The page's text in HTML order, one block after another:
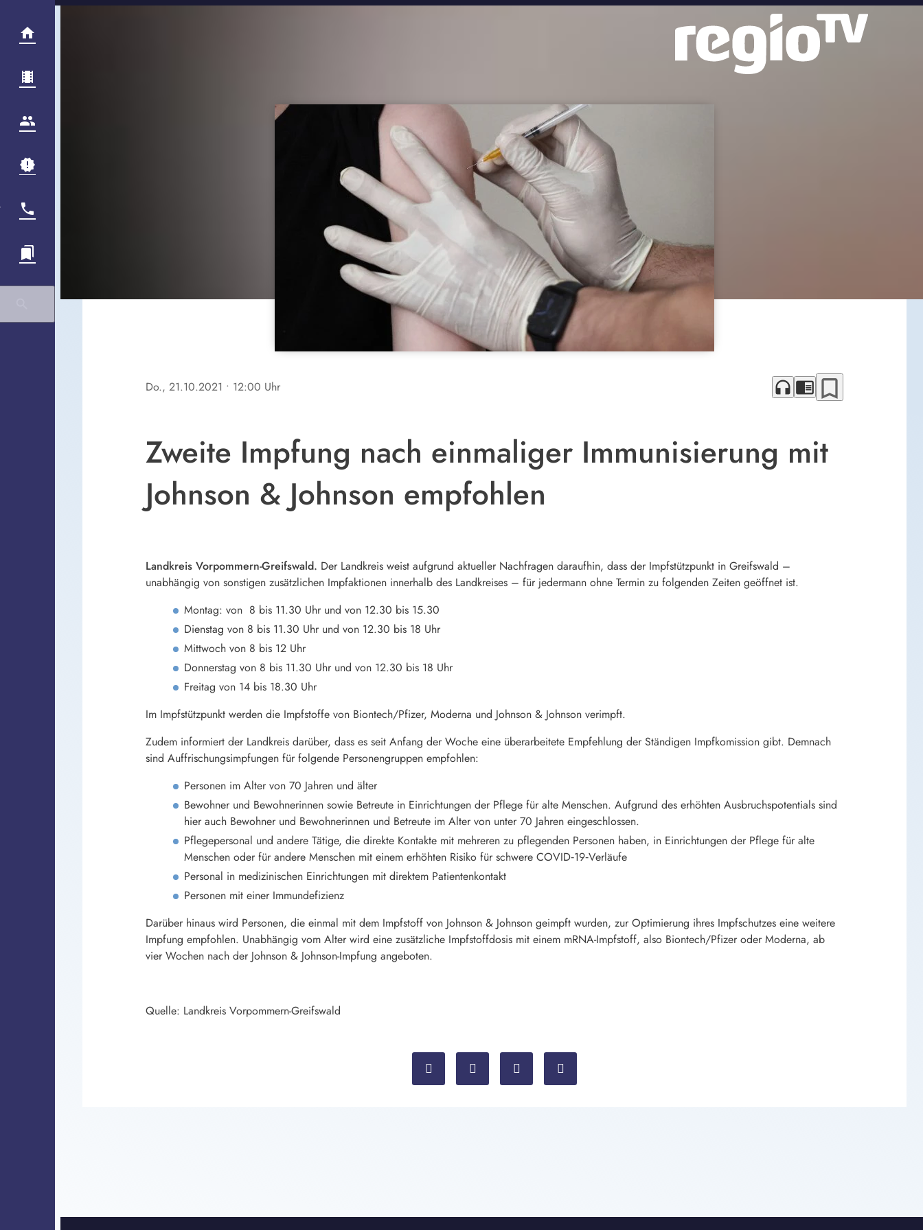
Do., 21.10.2021 • 12:00 Uhr headphones chrome_reader_mode bookmark_border
Zweite Impfung nach einmaliger Immunisierung mit
Johnson & Johnson empfohlen
Landkreis Vorpommern-Greifswald. Der Landkreis weist aufgrund aktueller Nachfragen daraufhin, dass der Impfstützpunkt in Greifswald –
unabhängig von sonstigen zusätzlichen Impfaktionen innerhalb des Landkreises – für jedermann ohne Termin zu folgenden Zeiten geöffnet ist.
Montag: von 8 bis 11.30 Uhr und von 12.30 bis 15.30
Dienstag von 8 bis 11.30 Uhr und von 12.30 bis 18 Uhr
Mittwoch von 8 bis 12 Uhr
Donnerstag von 8 bis 11.30 Uhr und von 12.30 bis 18 Uhr
Freitag von 14 bis 18.30 Uhr
Im Impfstützpunkt werden die Impfstoffe von Biontech/Pfizer, Moderna und Johnson & Johnson verimpft.
Zudem informiert der Landkreis darüber, dass es seit Anfang der Woche eine überarbeitete Empfehlung der Ständigen Impfkomission gibt. Demnach
sind Auffrischungsimpfungen für folgende Personengruppen empfohlen:
Personen im Alter von 70 Jahren und älter
Bewohner und Bewohnerinnen sowie Betreute in Einrichtungen der Pflege für alte Menschen. Aufgrund des erhöhten Ausbruchspotentials sind
hier auch Bewohner und Bewohnerinnen und Betreute im Alter von unter 70 Jahren eingeschlossen.
Pflegepersonal und andere Tätige, die direkte Kontakte mit mehreren zu pflegenden Personen haben, in Einrichtungen der Pflege für alte
Menschen oder für andere Menschen mit einem erhöhten Risiko für schwere COVID‑19‑Verläufe
Personal in medizinischen Einrichtungen mit direktem Patientenkontakt
Personen mit einer Immundefizienz
Darüber hinaus wird Personen, die einmal mit dem Impfstoff von Johnson & Johnson geimpft wurden, zur Optimierung ihres Impfschutzes eine weitere
Impfung empfohlen. Unabhängig vom Alter wird eine zusätzliche Impfstoffdosis mit einem mRNA-Impfstoff, also Biontech/Pfizer oder Moderna, ab
vier Wochen nach der Johnson & Johnson-Impfung angeboten.
Quelle: Landkreis Vorpommern-Greifswald